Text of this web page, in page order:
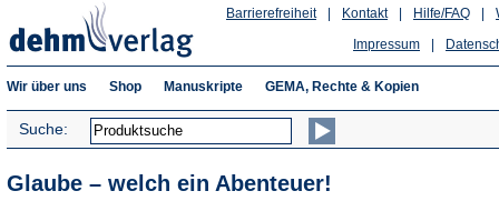
Hilfe/FAQ
Kontakt
Barrierefreiheit
Impressum
Wir über uns Shop Manuskripte GEMA, Rechte & Kopien
Suche:
Glaube – welch ein Abenteuer!